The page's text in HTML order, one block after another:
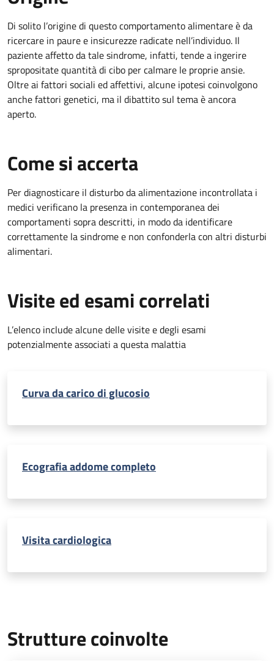
Di solito l’origine di questo comportamento alimentare è da
ricercare in paure e insicurezze radicate nell’individuo. Il
paziente affetto da tale sindrome, infatti, tende a ingerire
spropositate quantità di cibo per calmare le proprie ansie.
Oltre ai fattori sociali ed affettivi, alcune ipotesi coinvolgono
anche fattori genetici, ma il dibattito sul tema è ancora
aperto.
Come si accerta
Per diagnosticare il disturbo da alimentazione incontrollata i
medici verificano la presenza in contemporanea dei
comportamenti sopra descritti, in modo da identificare
correttamente la sindrome e non confonderla con altri disturbi
alimentari.
Visite ed esami correlati
L’elenco include alcune delle visite e degli esami
potenzialmente associati a questa malattia
Curva da carico di glucosio
Ecografia addome completo
Visita cardiologica
Strutture coinvolte